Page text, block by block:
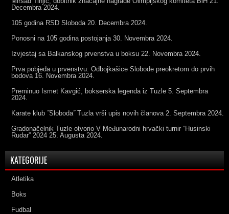
Decembra 2024.
105 godina RSD Sloboda 20. Decembra 2024.
Ponosni na 105 godina postojanja 30. Novembra 2024.
Izvjestaj sa Balkanskog prvenstva u boksu 22. Novembra 2024.
Prva pobjeda u prvenstvu: Odbojkašice Slobode preokretom do prvih
bodova 16. Novembra 2024.
Preminuo Ismet Kavgić, bokserska legenda iz Tuzle 5. Septembra
2024.
Karate klub ˝Sloboda˝ Tuzla vrši upis novih članova 2. Septembra 2024.
Gradonačelnik Tuzle otvorio V Međunarodni hrvački turnir “Husinski
Rudar” 2024 25. Augusta 2024.
KATEGORIJE
Atletika
Boks
Fudbal